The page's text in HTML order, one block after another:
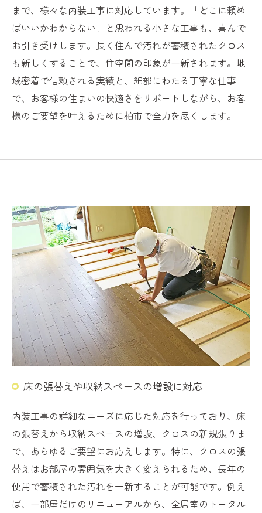
まで、様々な内装工事に対応しています。「どこに頼め
ばいいかわからない」と思われる小さな工事も、喜んで
お引き受けします。長く住んで汚れが蓄積されたクロス
も新しくすることで、住空間の印象が一新されます。地
域密着で信頼される実績と、細部にわたる丁寧な仕事
で、お客様の住まいの快適さをサポートしながら、お客
様のご要望を叶えるために柏市で全力を尽くします。
床の張替えや収納スペースの増設に対応
内装工事の詳細なニーズに応じた対応を行っており、床
の張替えから収納スペースの増設、クロスの新規張りま
で、あらゆるご要望にお応えします。特に、クロスの張
替えはお部屋の雰囲気を大きく変えられるため、長年の
使用で蓄積された汚れを一新することが可能です。例え
ば、一部屋だけのリニューアルから、全居室のトータル